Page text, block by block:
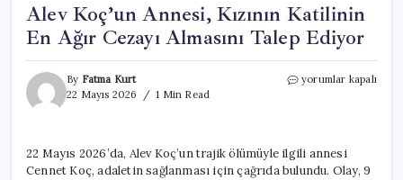
Alev Koç’un Annesi, Kızının Katilinin
En Ağır Cezayı Almasını Talep Ediyor
By Fatma Kurt
22 Mayıs 2026
1 Min Read
Alev
En
Ağır
yorumlar kapalı
22 Mayıs 2026’da, Alev Koç’un trajik ölümüyle ilgili annesi
Cennet Koç, adaletin sağlanması için çağrıda bulundu. Olay, 9